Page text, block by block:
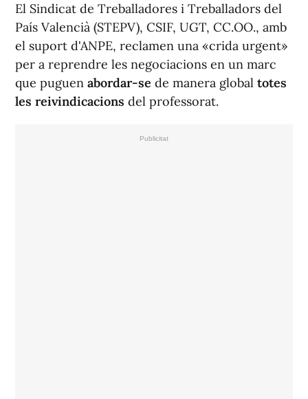
El Sindicat de Treballadores i Treballadors del
País Valencià (STEPV), CSIF, UGT, CC.OO., amb
el suport d'ANPE, reclamen una «crida urgent»
per a reprendre les negociacions en un marc
que puguen abordar-se de manera global totes
les reivindicacions del professorat.